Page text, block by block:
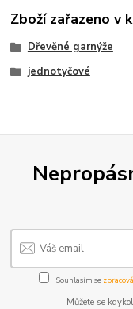
Zboží zařazeno v
Dřevěné garnýže
jednotyčové
Souhlasím se
Můžete se